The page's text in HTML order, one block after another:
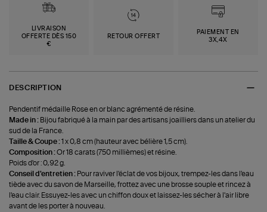
LIVRAISON
OFFERTE DÈS 150
€
RETOUR OFFERT
PAIEMENT EN
3X,4X
DESCRIPTION
Pendentif médaille Rose en or blanc agrémenté de résine.
Made in : Bijou fabriqué à la main par des artisans joailliers dans un atelier du
sud de la France.
Taille & Coupe :1 x 0,8 cm (hauteur avec bélière 1,5 cm).
Composition :Or 18 carats (750 millièmes) et résine.
Poids d'or : 0,92 g.
Conseil d'entretien : Pour raviver l'éclat de vos bijoux, trempez-les dans l'eau
tiède avec du savon de Marseille, frottez avec une brosse souple et rincez à
l'eau clair. Essuyez-les avec un chiffon doux et laissez-les sécher à l'air libre
avant de les porter à nouveau.